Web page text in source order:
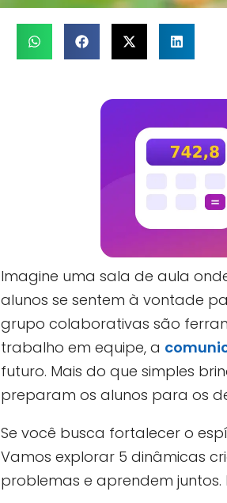
Imagine uma sala de aula
alunos se sentem à vontade
grupo colaborativas são
trabalho em equipe, a
futuro. Mais do que simples
preparam os alunos para os
Se você busca fortalecer o
Vamos explorar 5 dinâmicas
problemas e aprendem